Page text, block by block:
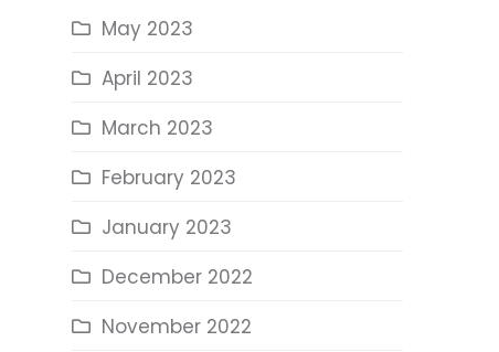
May 2023
April 2023
March 2023
February 2023
January 2023
December 2022
November 2022